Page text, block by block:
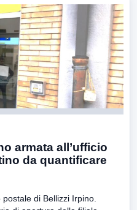
armata all’ufficio
da quantificare
di Bellizzi Irpino.